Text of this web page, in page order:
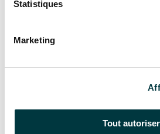
Statistiques
Marketing
Tout autoriser
– ENTRETIEN